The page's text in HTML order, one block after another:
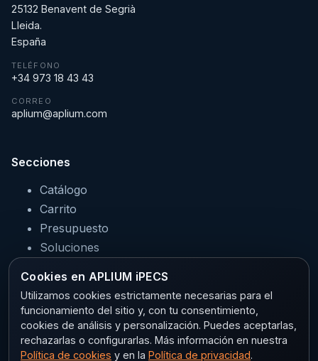
25132 Benavent de Segrià
Lleida.
España
TELÉFONO
+34 973 18 43 43
CORREO
aplium@aplium.com
Secciones
Catálogo
Carrito
Presupuesto
Soluciones
Sectores
Legal
Cookies en APLIUM iPECS
Utilizamos cookies estrictamente necesarias para el
funcionamiento del sitio y, con tu consentimiento,
cookies de análisis y personalización. Puedes aceptarlas,
rechazarlas o configurarlas. Más información en nuestra
Política de cookies y en la Política de privacidad.